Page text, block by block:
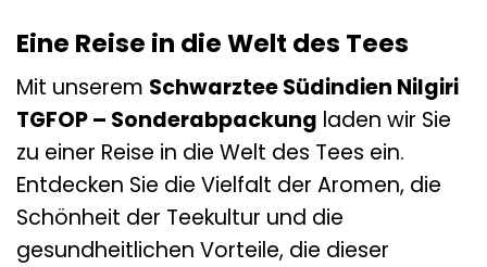
Eine Reise in die Welt des Tees
Mit unserem Schwarztee Südindien Nilgiri
TGFOP – Sonderabpackung laden wir Sie
zu einer Reise in die Welt des Tees ein.
Entdecken Sie die Vielfalt der Aromen, die
Schönheit der Teekultur und die
gesundheitlichen Vorteile, die dieser